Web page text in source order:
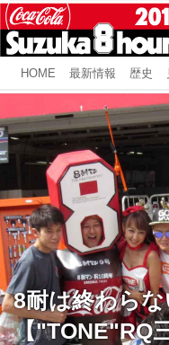
HOME 最新情報 歴史
8耐は終わら
【"TONE"RQ